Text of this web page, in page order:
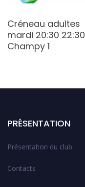
Créneau adultes
mardi 20:30 22:30
Champy 1
PRÉSENTATION
Présentation du club
Contacts